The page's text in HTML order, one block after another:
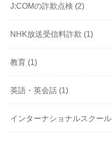
J:COMの詐欺点検 (2)
NHK放送受信料詐欺 (1)
教育 (1)
英語・英会話 (1)
インターナショナルスクール